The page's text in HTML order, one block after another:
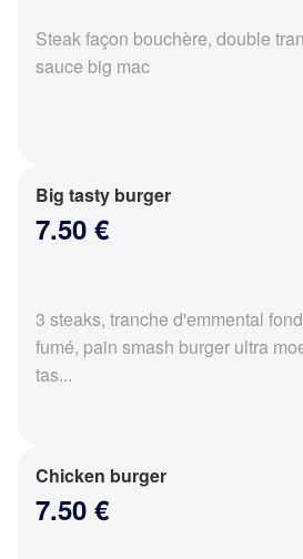
Steak façon bouchère, double
sauce big mac
Big tasty burger
7.50 €
3 steaks, tranche d'emmental
fumé, pain smash burger ultra
tas...
Chicken burger
7.50 €